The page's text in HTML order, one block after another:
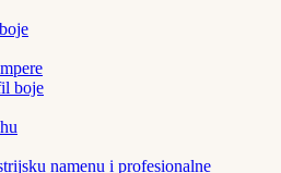
boje
namenu i profesionalne